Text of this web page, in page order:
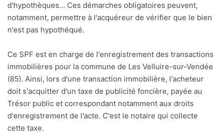
d'hypothèques... Ces démarches obligatoires peuvent,
notamment, permettre à l'acquéreur de vérifier que le bien
n'est pas hypothéqué.
Ce SPF est en charge de l'enregistrement des transactions
immobilières pour la commune de Les Velluire-sur-Vendée
(85). Ainsi, lors d'une transaction immobilière, l'acheteur
doit s'acquitter d'un taxe de publicité foncière, payée au
Trésor public et correspondant notamment aux droits
d'enregistrement de l'acte. C'est le notaire qui collecte
cette taxe.